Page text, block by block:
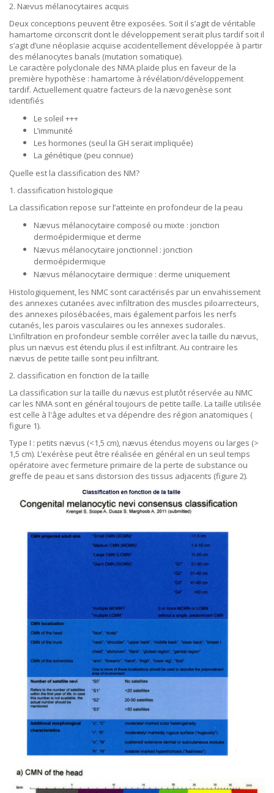
2. Nævus mélanocytaires acquis
Deux conceptions peuvent être exposées. Soit il s’agit de véritable
hamartome circonscrit dont le développement serait plus tardif soit il
s’agit d’une néoplasie acquise accidentellement développée à partir
des mélanocytes banals (mutation somatique).
Le caractère polyclonale des NMA plaide plus en faveur de la
première hypothèse : hamartome à révélation/développement
tardif. Actuellement quatre facteurs de la nævogenèse sont
identifiés
Le soleil +++
L’immunité
Les hormones (seul la GH serait impliquée)
La génétique (peu connue)
Quelle est la classification des NM?
1. classification histologique
La classification repose sur l’atteinte en profondeur de la peau
Nævus mélanocytaire composé ou mixte : jonction
dermoépidermique et derme
Nævus mélanocytaire jonctionnel : jonction
dermoépidermique
Nævus mélanocytaire dermique : derme uniquement
Histologiquement, les NMC sont caractérisés par un envahissement
des annexes cutanées avec infiltration des muscles piloarrecteurs,
des annexes pilosébacées, mais également parfois les nerfs
cutanés, les parois vasculaires ou les annexes sudorales.
L’infiltration en profondeur semble corréler avec la taille du nævus,
plus un nævus est étendu plus il est infiltrant. Au contraire les
nævus de petite taille sont peu infiltrant.
2. classification en fonction de la taille
La classification sur la taille du nævus est plutôt réservée au NMC
car les NMA sont en général toujours de petite taille. La taille utilisée
est celle à l'âge adultes et va dépendre des région anatomiques (
figure 1).
Type I : petits nævus (<1,5 cm), nævus étendus moyens ou larges (>
1,5 cm). L’exérèse peut être réalisée en général en un seul temps
opératoire avec fermeture primaire de la perte de substance ou
greffe de peau et sans distorsion des tissus adjacents (figure 2).